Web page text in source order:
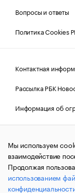
Вопросы и ответы
Политика Cookies
Контактная
Рассылка РБК
Информация об
Правовая
© АО
и материалы
связи,
коммуникаций
№ФС77-63848)
Мы используем
взаимодействие
Продолжая
использованием